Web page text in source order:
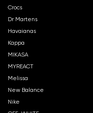
Crocs
Dr Martens
Havaianas
Kappa
MIKASA
MYREACT
Melissa
New Balance
Nike